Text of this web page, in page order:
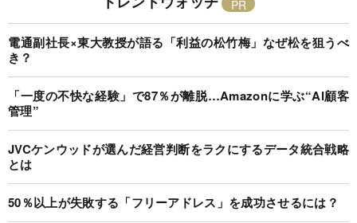
電通副社長×東大教授が語る「利益の松竹梅」なぜ松を狙うべ
き？
「一度の不快な経験」で87％が離脱…Amazonに学ぶ“AI顧客
管理”
JVCケンウッドが選んだ経営判断をラクにするデータ統合戦略
とは
50％以上が失敗する「フリーアドレス」を成功させるには？